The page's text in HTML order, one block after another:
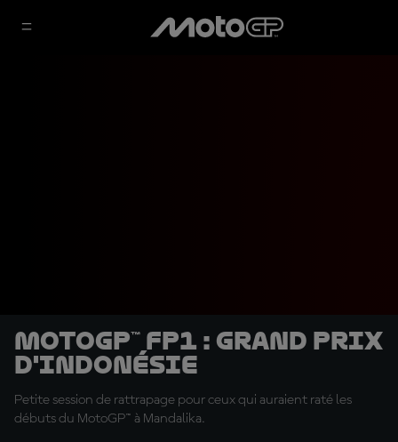
MotoGP™ FP1 : Grand Prix
d'Indonésie
Petite session de rattrapage pour ceux qui auraient raté les
débuts du MotoGP™ à Mandalika.